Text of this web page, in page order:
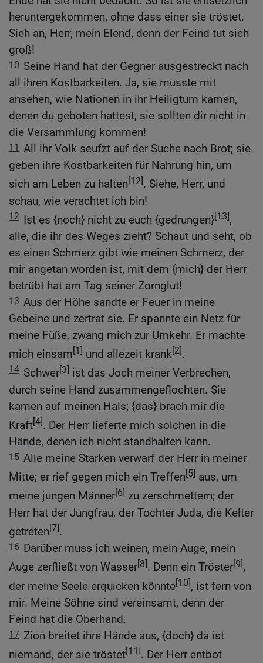
heruntergekommen, ohne dass einer sie tröstet.
Sieh an, Herr, mein Elend, denn der Feind tut sich
groß!
10 Seine Hand hat der Gegner ausgestreckt nach
all ihren Kostbarkeiten. Ja, sie musste mit
ansehen, wie Nationen in ihr Heiligtum kamen,
denen du geboten hattest, sie sollten dir nicht in
die Versammlung kommen!
11 All ihr Volk seufzt auf der Suche nach Brot; sie
geben ihre Kostbarkeiten für Nahrung hin, um
sich am Leben zu halten[12]. Siehe, Herr, und
schau, wie verachtet ich bin!
12 Ist es {noch} nicht zu euch {gedrungen}[13],
alle, die ihr des Weges zieht? Schaut und seht, ob
es einen Schmerz gibt wie meinen Schmerz, der
mir angetan worden ist, mit dem {mich} der Herr
betrübt hat am Tag seiner Zornglut!
13 Aus der Höhe sandte er Feuer in meine
Gebeine und zertrat sie. Er spannte ein Netz für
meine Füße, zwang mich zur Umkehr. Er machte
mich einsam[1] und allezeit krank[2].
14 Schwer[3] ist das Joch meiner Verbrechen,
durch seine Hand zusammengeflochten. Sie
kamen auf meinen Hals; {das} brach mir die
Kraft[4]. Der Herr lieferte mich solchen in die
Hände, denen ich nicht standhalten kann.
15 Alle meine Starken verwarf der Herr in meiner
Mitte; er rief gegen mich ein Treffen[5] aus, um
meine jungen Männer[6] zu zerschmettern; der
Herr hat der Jungfrau, der Tochter Juda, die Kelter
getreten[7].
16 Darüber muss ich weinen, mein Auge, mein
Auge zerfließt von Wasser[8]. Denn ein Tröster[9],
der meine Seele erquicken könnte[10], ist fern von
mir. Meine Söhne sind vereinsamt, denn der
Feind hat die Oberhand.
17 Zion breitet ihre Hände aus, {doch} da ist
niemand, der sie tröstet[11]. Der Herr entbot